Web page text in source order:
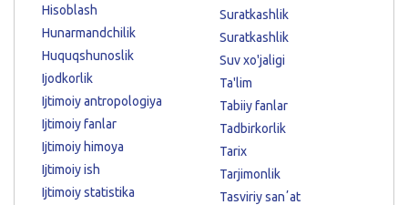
Hisoblash
Hunarmandchilik
Huquqshunoslik
Ijodkorlik
Ijtimoiy antropologiya
Ijtimoiy fanlar
Ijtimoiy himoya
Ijtimoiy ish
Ijtimoiy statistika
Suratkashlik
Suratkashlik
Suv xo'jaligi
Ta'lim
Tabiiy fanlar
Tadbirkorlik
Tarix
Tarjimonlik
Tasviriy sanʼat